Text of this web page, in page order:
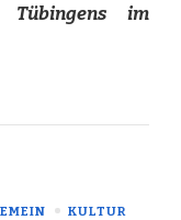
Tübingens im
KULTUR